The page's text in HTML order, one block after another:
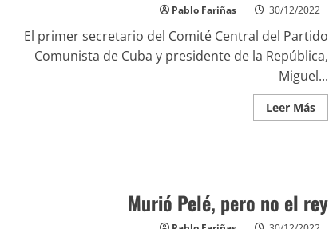
Pablo Fariñas 30/12/2022
El primer secretario del Comité Central del Partido
Comunista de Cuba y presidente de la República,
Miguel...
Leer Más
Murió Pelé, pero no el rey